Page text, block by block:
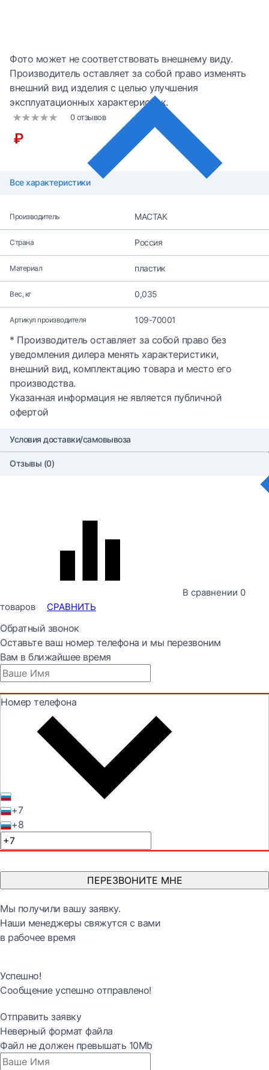
Фото может не соответствовать внешнему виду.
Производитель оставляет за собой право изменять
внешний вид изделия с целью улучшения
эксплуатационных характеристик.
0 отзывов
₽
Все характеристики
Производитель МАСТАК
Страна Россия
Материал пластик
Вес, кг 0,035
Артикул производителя 109-70001
* Производитель оставляет за собой право без
уведомления дилера менять характеристики,
внешний вид, комплектацию товара и место его
производства.
Указанная информация не является публичной
офертой
Условия доставки/самовывоза
Отзывы (0)
В сравнении 0
товаров
СРАВНИТЬ
Обратный звонок
Оставьте ваш номер телефона и мы перезвоним
Вам в ближайшее время
Номер телефона
+7
+8
ПЕРЕЗВОНИТЕ МНЕ
Мы получили вашу заявку.
Наши менеджеры свяжутся с вами
в рабочее время
Успешно!
Сообщение успешно отправлено!
Отправить заявку
Неверный формат файла
Файл не должен превышать 10Mb